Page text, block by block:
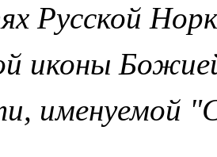
Русской
иконы
именуемой